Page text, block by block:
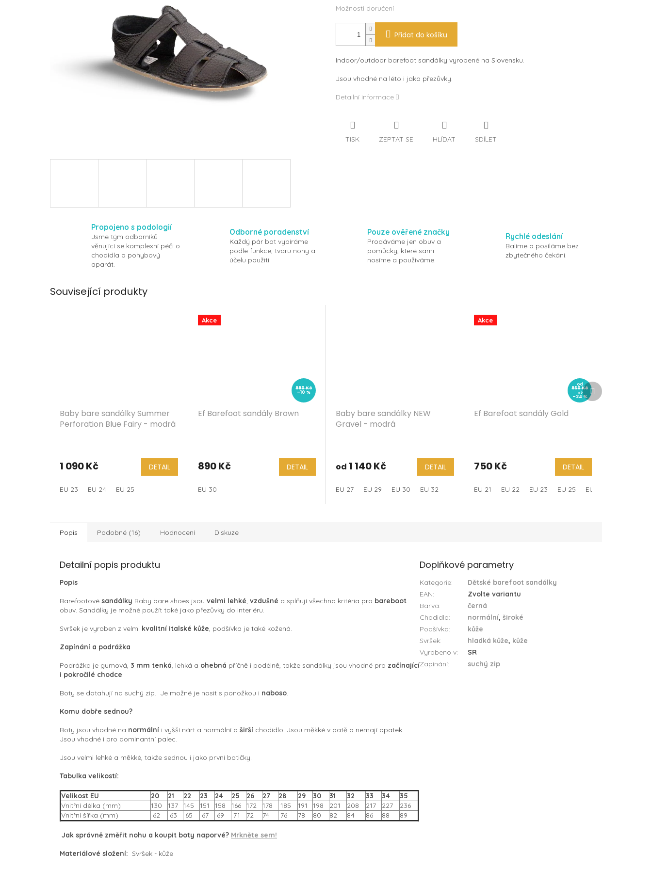
Možnosti doručení
Přidat do košíku
Indoor/outdoor barefoot sandálky vyrobené na Slovensku.
Jsou vhodné na léto i jako přezůvky.
Detailní informace
TISK ZEPTAT SE HLÍDAT SDÍLET
Propojeno s podologií
Jsme tým odborníků
věnující se komplexní péči o
chodidla a pohybový
aparát.
Odborné poradenství
Každý pár bot vybíráme
podle funkce, tvaru nohy a
účelu použití.
Pouze ověřené značky
Prodáváme jen obuv a
pomůcky, které sami
nosíme a používáme.
Rychlé odeslání
Balíme a posíláme bez
zbytečného čekání.
Související produkty
Baby bare sandálky Summer
Perforation Blue Fairy - modrá
1 090 Kč DETAIL
EU 23 EU 24 EU 25
Akce
990 Kč
–10 %
Ef Barefoot sandály Brown
890 Kč DETAIL
EU 30
Baby bare sandálky NEW
Gravel - modrá
od 1 140 Kč DETAIL
EU 27 EU 29 EU 30 EU 32
Akce
od
950 Kč
až
–24 %
Ef Barefoot sandály Gold
750 Kč DETAIL
EU 21 EU 22 EU 23 EU 25 EU 30
Další
produkt
Popis Podobné (16) Hodnocení Diskuze
Detailní popis produktu
Popis
Barefootové sandálky Baby bare shoes jsou velmi lehké, vzdušné a splňují všechna kritéria pro bareboot
obuv. Sandálky je možné použít také jako přezůvky do interiéru.
Svršek je vyroben z velmi kvalitní italské kůže, podšívka je také kožená.
Zapínání a podrážka
Podrážka je gumová, 3 mm tenká, lehká a ohebná příčně i podélně, takže sandálky jsou vhodné pro začínající
i pokročilé chodce.
Boty se dotahují na suchý zip. Je možné je nosit s ponožkou i naboso.
Komu dobře sednou?
Boty jsou vhodné na normální i vyšší nárt a normální a širší chodidlo. Jsou měkké v patě a nemají opatek.
Jsou vhodné i pro dominantní palec.
Jsou velmi lehké a měkké, takže sednou i jako první botičky.
Tabulka velikostí:
Velikost EU 20 21 22 23 24 25 26 27 28 29 30 31 32 33 34
35
Vnitřní délka (mm)
130 137 145 151 158 166 172 178 185 191 198 201 208 217 227
236
Vnitřní šířka (mm)
62 63 65 67 69 71 72 74 76 78 80 82 84 86 88 89
Jak správně změřit nohu a koupit boty naporvé? Mrkněte sem!
Materiálové složení: Svršek - kůže
Doplňkové parametry
Kategorie:
Dětské barefoot sandálky
EAN:
Zvolte variantu
Barva:
černá
Chodidlo: normální,široké
Podšívka:
kůže
Svršek: hladká kůže, kůže
Vyrobeno v:
SR
Zapínání: suchý zip